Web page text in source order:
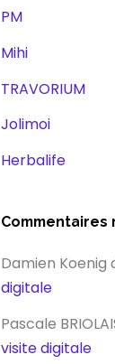
PM
Mihi
TRAVORIUM
Jolimoi
Herbalife
Commentaires
Damien Koenig
digitale
Pascale
visite digitale